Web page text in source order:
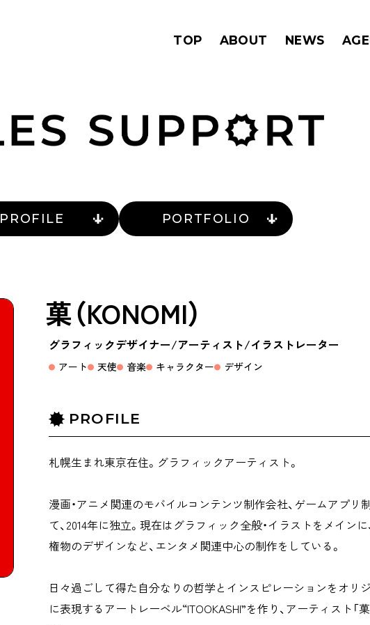
TOP ABOUT NEWS
PROFILE PORTFOLIO
菓（KONOMI）
グラフィックデザイナー アーティスト イラストレーター
アート 天使 音楽 キャラクター デザイン
PROFILE
札幌生まれ東京在住。グラフィックアーティスト。
漫画・アニメ関連のモバイルコンテンツ制作会社、ゲームアプリ
て、2014年に独立。現在はグラフィック全般・イラストをメイン
権物のデザインなど、エンタメ関連中心の制作をしている。
日々過ごして得た自分なりの哲学とインスピレーションをオリ
に表現するアートレーベル“ITOOKASHI”を作り、アーティスト「菓